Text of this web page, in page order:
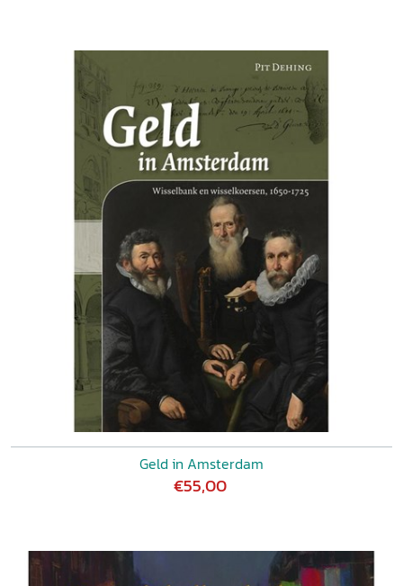
Geld in Amsterdam
€55,00